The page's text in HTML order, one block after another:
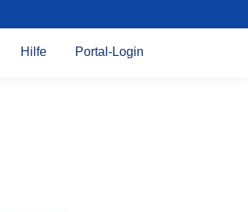
Hilfe Portal-Login